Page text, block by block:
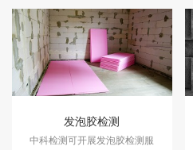
发泡胶检测
中科检测可开展发泡胶检测服